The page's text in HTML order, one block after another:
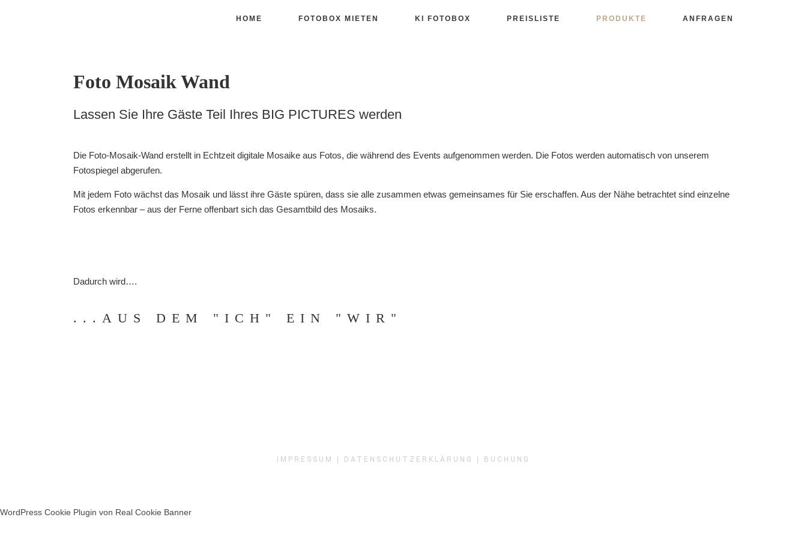
HOME FOTOBOX MIETEN KI FOTOBOX PREISLISTE PRODUKTE ANFRAGEN
Foto Mosaik Wand
Lassen Sie Ihre Gäste Teil Ihres BIG PICTURES werden
Die Foto-Mosaik-Wand erstellt in Echtzeit digitale Mosaike aus Fotos, die während des Events aufgenommen werden. Die Fotos werden automatisch von unserem
Fotospiegel abgerufen.
Mit jedem Foto wächst das Mosaik und lässt ihre Gäste spüren, dass sie alle zusammen etwas gemeinsames für Sie erschaffen. Aus der Nähe betrachtet sind einzelne
Fotos erkennbar – aus der Ferne offenbart sich das Gesamtbild des Mosaiks.
Dadurch wird….
...AUS DEM "ICH" EIN "WIR"
IMPRESSUM DATENSCHUTZERKLÄRUNG BUCHUNG
WordPress Cookie Plugin von Real Cookie Banner